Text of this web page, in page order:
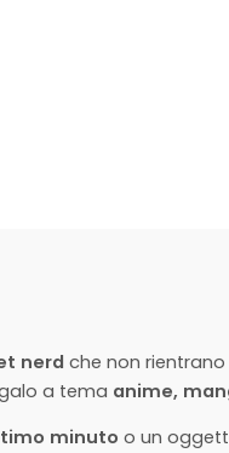
nerd che non
a tema anime,
minuto o un